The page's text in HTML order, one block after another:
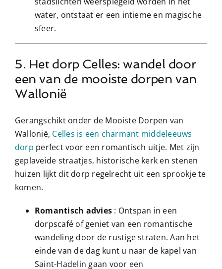
water, ontstaat er een intieme en magische
sfeer.
5. Het dorp Celles: wandel door
een van de mooiste dorpen van
Wallonië
Gerangschikt onder de Mooiste Dorpen van
Wallonië, Celles is een charmant middeleeuws
dorp perfect voor een romantisch uitje. Met zijn
geplaveide straatjes, historische kerk en stenen
huizen lijkt dit dorp regelrecht uit een sprookje te
komen.
Romantisch advies : Ontspan in een
dorpscafé of geniet van een romantische
wandeling door de rustige straten. Aan het
einde van de dag kunt u naar de kapel van
Saint-Hadelin gaan voor een